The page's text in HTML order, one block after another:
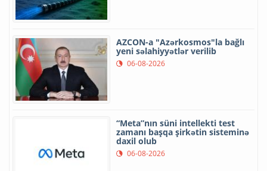
AZCON-a "Azərkosmos"la bağlı
yeni səlahiyyətlər verilib
06-08-2026
“Meta”nın süni intellekti test
zamanı başqa şirkətin sisteminə
daxil olub
06-08-2026